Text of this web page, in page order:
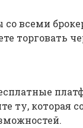
всеми
торговать
ту, которая